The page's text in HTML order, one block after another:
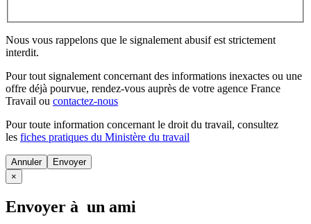
Nous vous rappelons que le signalement abusif est strictement
interdit.
Pour tout signalement concernant des informations inexactes ou une
offre déjà pourvue, rendez-vous auprès de votre agence France
Travail ou contactez-nous
Pour toute information concernant le droit du travail, consultez
les fiches pratiques du Ministère du travail
Annuler
×
Envoyer à un ami